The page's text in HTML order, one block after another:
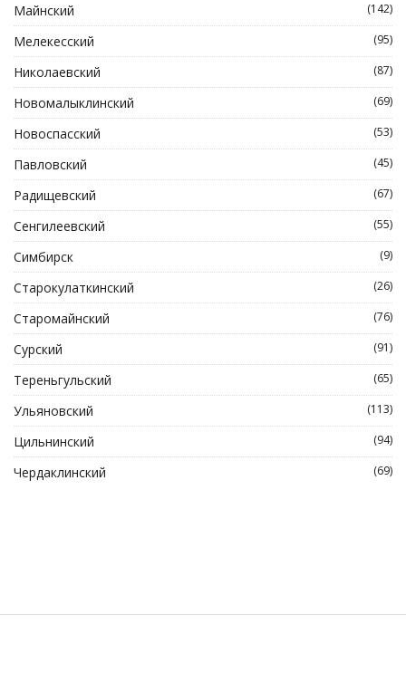
Майнский (142)
Мелекесский (95)
Николаевский (87)
Новомалыклинский (69)
Новоспасский (53)
Павловский (45)
Радищевский (67)
Сенгилеевский (55)
Симбирск (9)
Старокулаткинский (26)
Старомайнский (76)
Сурский (91)
Тереньгульский (65)
Ульяновский (113)
Цильнинский (94)
Чердаклинский (69)